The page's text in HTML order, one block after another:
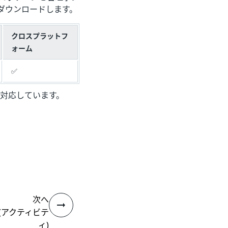
ンロードします。
クロスプラットフ
ォーム
✅
しています。
次へ
クティビテ
ィ)